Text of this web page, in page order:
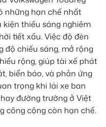
những hạn chế nhất
thiếu sáng nghiêm
tiết xấu. Việc độ đèn
độ chiếu sáng, mở rộng
rộng, giúp tài xế phát
biển báo, và phản ứng
trọng khi lái xe ban
đường trường ở Việt
công cộng còn hạn chế.